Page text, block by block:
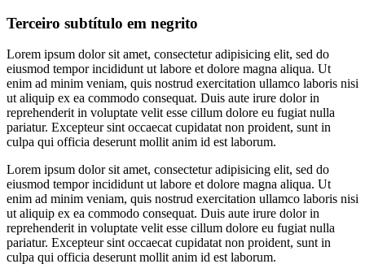
Terceiro subtítulo em negrito
Lorem ipsum dolor sit amet, consectetur adipisicing elit, sed do
eiusmod tempor incididunt ut labore et dolore magna aliqua. Ut
enim ad minim veniam, quis nostrud exercitation ullamco laboris nisi
ut aliquip ex ea commodo consequat. Duis aute irure dolor in
reprehenderit in voluptate velit esse cillum dolore eu fugiat nulla
pariatur. Excepteur sint occaecat cupidatat non proident, sunt in
culpa qui officia deserunt mollit anim id est laborum.
Lorem ipsum dolor sit amet, consectetur adipisicing elit, sed do
eiusmod tempor incididunt ut labore et dolore magna aliqua. Ut
enim ad minim veniam, quis nostrud exercitation ullamco laboris nisi
ut aliquip ex ea commodo consequat. Duis aute irure dolor in
reprehenderit in voluptate velit esse cillum dolore eu fugiat nulla
pariatur. Excepteur sint occaecat cupidatat non proident, sunt in
culpa qui officia deserunt mollit anim id est laborum.